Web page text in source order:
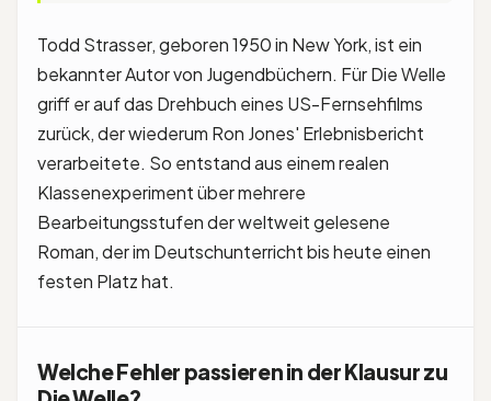
Todd Strasser, geboren 1950 in New York, ist ein
bekannter Autor von Jugendbüchern. Für Die Welle
griff er auf das Drehbuch eines US-Fernsehfilms
zurück, der wiederum Ron Jones' Erlebnisbericht
verarbeitete. So entstand aus einem realen
Klassenexperiment über mehrere
Bearbeitungsstufen der weltweit gelesene
Roman, der im Deutschunterricht bis heute einen
festen Platz hat.
Welche Fehler passieren in der Klausur zu